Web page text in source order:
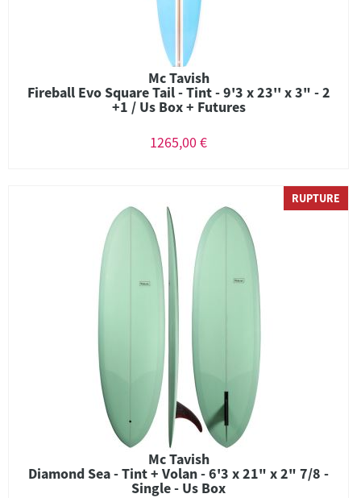
Mc Tavish
Fireball Evo Square Tail - Tint - 9'3 x 23'' x 3" - 2
+1 / Us Box + Futures
1265,00 €
RUPTURE
Mc Tavish
Diamond Sea - Tint + Volan - 6'3 x 21" x 2" 7/8 -
Single - Us Box